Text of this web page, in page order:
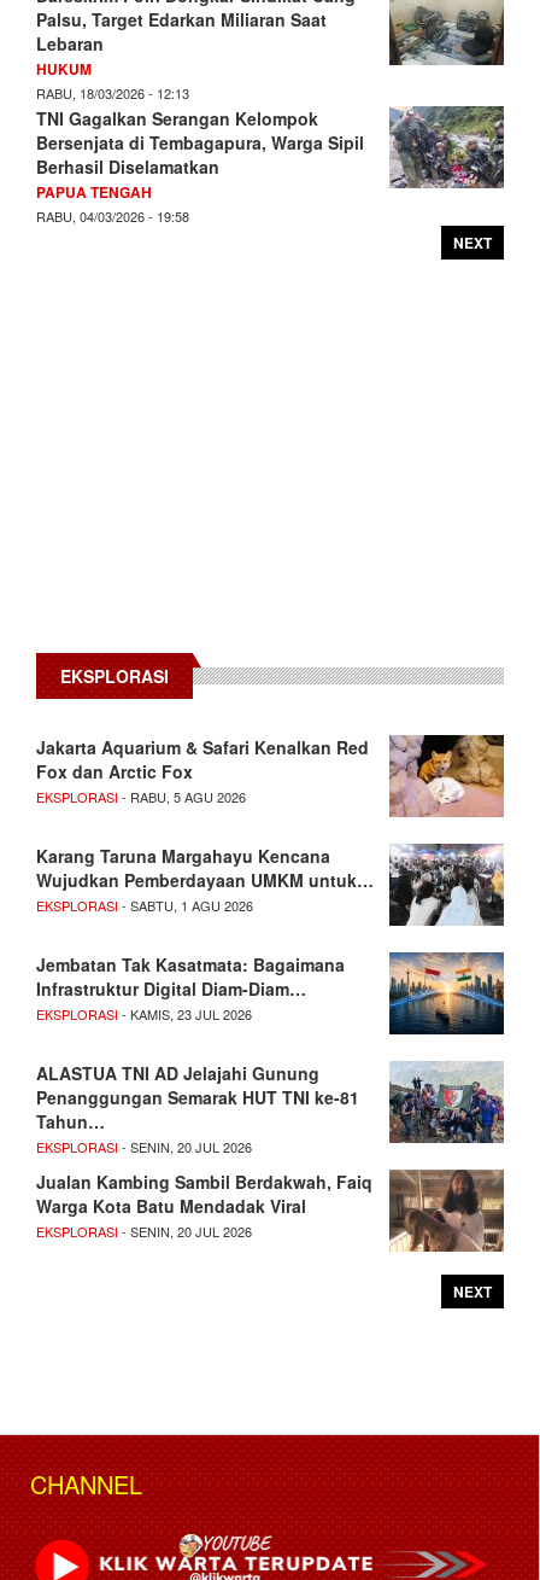
Palsu, Target Edarkan Miliaran Saat
Lebaran
HUKUM
RABU, 18/03/2026 - 12:13
TNI Gagalkan Serangan Kelompok
Bersenjata di Tembagapura, Warga Sipil
Berhasil Diselamatkan
PAPUA TENGAH
RABU, 04/03/2026 - 19:58
NEXT
EKSPLORASI
Jakarta Aquarium & Safari Kenalkan Red
Fox dan Arctic Fox
EKSPLORASI- RABU, 5 AGU 2026
Karang Taruna Margahayu Kencana
Wujudkan Pemberdayaan UMKM untuk…
EKSPLORASI- SABTU, 1 AGU 2026
Jembatan Tak Kasatmata: Bagaimana
Infrastruktur Digital Diam-Diam…
EKSPLORASI- KAMIS, 23 JUL 2026
ALASTUA TNI AD Jelajahi Gunung
Penanggungan Semarak HUT TNI ke-81
Tahun…
EKSPLORASI- SENIN, 20 JUL 2026
Jualan Kambing Sambil Berdakwah, Faiq
Warga Kota Batu Mendadak Viral
EKSPLORASI- SENIN, 20 JUL 2026
NEXT
CHANNEL